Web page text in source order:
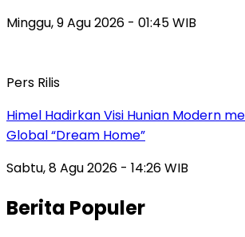
Minggu, 9 Agu 2026 - 01:45 WIB
Pers Rilis
Himel Hadirkan Visi Hunian Modern
Global “Dream Home”
Sabtu, 8 Agu 2026 - 14:26 WIB
Berita Populer